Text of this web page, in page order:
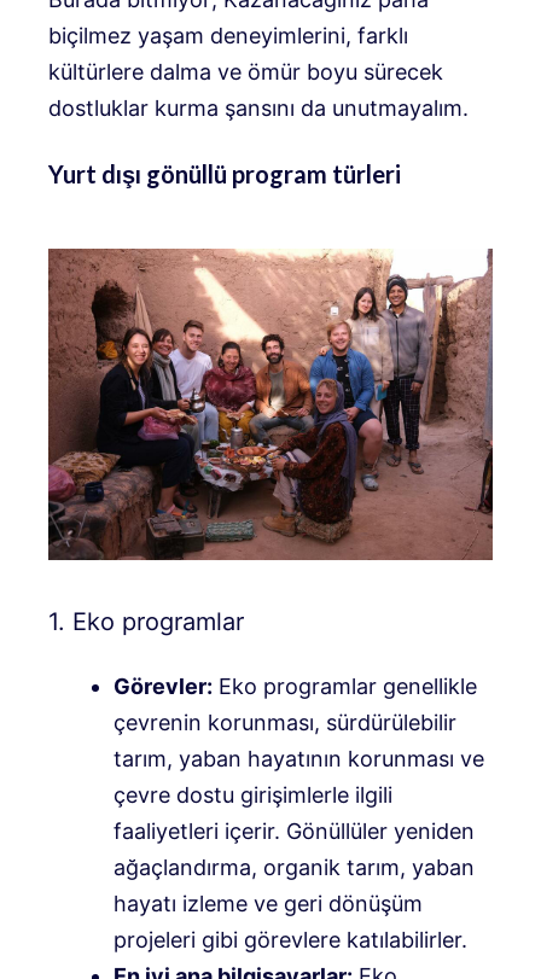
biçilmez yaşam deneyimlerini, farklı
kültürlere dalma ve ömür boyu sürecek
dostluklar kurma şansını da unutmayalım.
Yurt dışı gönüllü program türleri
1. Eko programlar
Görevler: Eko programlar genellikle
çevrenin korunması, sürdürülebilir
tarım, yaban hayatının korunması ve
çevre dostu girişimlerle ilgili
faaliyetleri içerir. Gönüllüler yeniden
ağaçlandırma, organik tarım, yaban
hayatı izleme ve geri dönüşüm
projeleri gibi görevlere katılabilirler.